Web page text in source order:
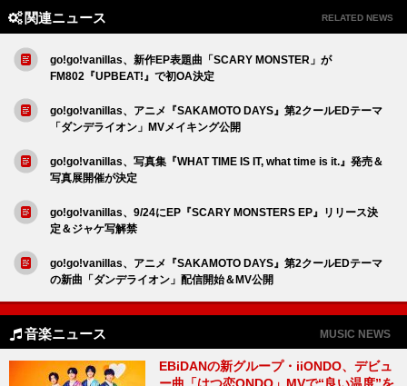
関連ニュース RELATED NEWS
go!go!vanillas、新作EP表題曲「SCARY MONSTER」が
FM802『UPBEAT!』で初OA決定
go!go!vanillas、アニメ『SAKAMOTO DAYS』第2クールEDテーマ
「ダンデライオン」MVメイキング公開
go!go!vanillas、写真集『WHAT TIME IS IT, what time is it.』発売＆
写真展開催が決定
go!go!vanillas、9/24にEP『SCARY MONSTERS EP』リリース決
定＆ジャケ写解禁
go!go!vanillas、アニメ『SAKAMOTO DAYS』第2クールEDテーマ
の新曲「ダンデライオン」配信開始＆MV公開
音楽ニュース MUSIC NEWS
EBiDANの新グループ・iiONDO、デビュ